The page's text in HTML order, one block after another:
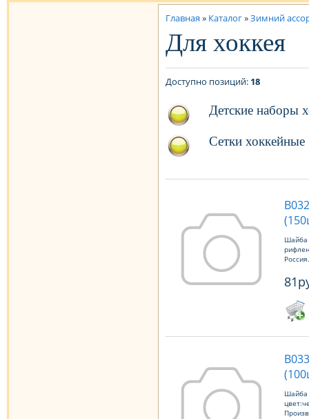
Главная » Каталог»Зимний
Для хоккея
Доступно позиций: 18
Детские наборы
Сетки хоккейные
Шайба
Шайба